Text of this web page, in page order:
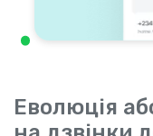
Еволюція